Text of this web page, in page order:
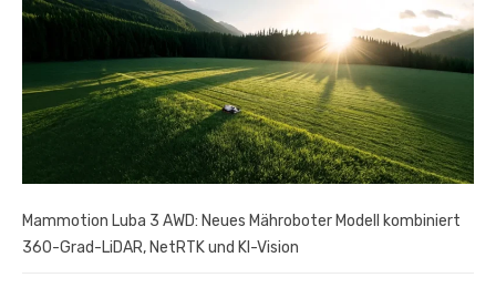
Mammotion Luba 3 AWD: Neues Mähroboter Modell kombiniert
360-Grad-LiDAR, NetRTK und KI-Vision